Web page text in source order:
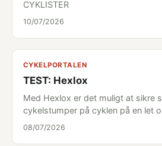
CYKLISTER
10/07/2026
CYKELPORTALEN
TEST: Hexlox
Med Hexlox er det muligt at sikre
cykelstumper på cyklen på en let
08/07/2026